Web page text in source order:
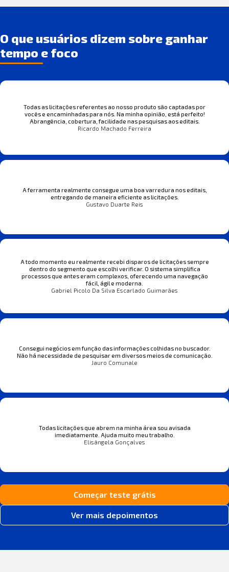
O que usuários dizem sobre ganhar
tempo e foco
Todas as licitações referentes ao nosso produto são captadas por
vocês e encaminhadas para nós. Na minha opinião, está perfeito!
Abrangência, cobertura, facilidade nas pesquisas aos editais.
Ricardo Machado Ferreira
A ferramenta realmente consegue uma boa varredura nos editais,
entregando de maneira eficiente as licitações.
Gustavo Duarte Reis
A todo momento eu realmente recebi disparos de licitações sempre
dentro do segmento que escolhi verificar. O sistema simplifica
processos que antes eram complexos, oferecendo uma navegação
fácil, ágil e moderna.
Gabriel Picolo Da Silva Escarlado Guimarães
Consegui negócios em função das informações colhidas no buscador.
Não há necessidade de pesquisar em diversos meios de comunicação.
Jauro Comunale
Todas licitações que abrem na minha área sou avisada
imediatamente. Ajuda muito meu trabalho.
Elisângela Gonçalves
Começar teste grátis
Ver mais depoimentos